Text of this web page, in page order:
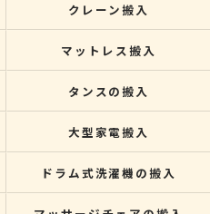
クレーン搬入
マットレス搬入
タンスの搬入
大型家電搬入
ドラム式洗濯機の搬入